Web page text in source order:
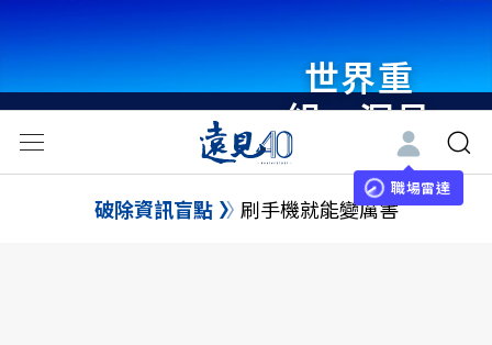
世界重
組・洞見
未來 與
世界領袖
職場雷達
破除資訊盲點 刷手機就能變厲害